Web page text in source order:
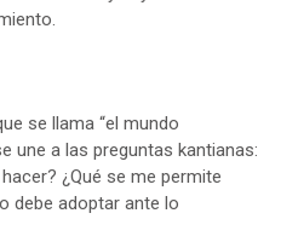
se llama “el mundo
une a las preguntas kantianas:
¿Qué se me permite
debe adoptar ante lo